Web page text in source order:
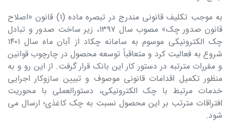
به موجب تکلیف قانونی مندرج در تبصره ماده (۱) قانون «اصلاح
قانون صدور چک» مصوب سال ۱۳۹۷، زیر ساخت صدور و تبادل
چک الکترونیکی موسوم به سامانه چکاد از آبان ماه سال ۱۴۰۱
شروع به فعالیت کرد و متعاقباً توسعه محصول در چارچوب قوانین
و مقررات مترتبه در دستور کار این بانک قرار گرفت. از این رو و به
منظور تکمیل اقدامات قانونی موصوف و تبیین سازوکار اجرایی
خدمات مرتبط با چک الکترونیکی، دستورالعملی با محوریت
افتراقات مترتب بر این محصول نسبت به چک کاغذی؛ ارسال می
شود.